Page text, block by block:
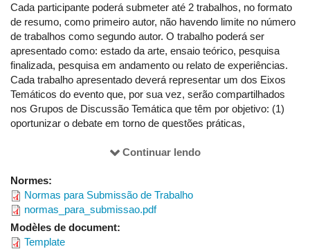
Dia: 12/06/2026
08 até 10h30 Mesa de Encerramento Mesa de Encerramento Diário de
10h30 até 11h15 Lançamento de livros
19h até 21h30 Grupos de Trabalho (apresentações
Cada participante poderá submeter até 2 trabalhos, no formato
de resumo, como primeiro autor, não havendo limite no número
de trabalhos como segundo autor. O trabalho poderá ser
apresentado como: estado da arte, ensaio teórico, pesquisa
finalizada, pesquisa em andamento ou relato de experiências.
Cada trabalho apresentado deverá representar um dos Eixos
Temáticos do evento que, por sua vez, serão compartilhados
nos Grupos de Discussão Temática que têm por objetivo: (1)
oportunizar o debate em torno de questões práticas,
dificuldades e desafios a serem enfrentados no contexto atual
campo da educação que sejam direcionados para a expressão
da criatividade nos processos de ensino e de aprendizagem.
As inscrições de trabalho deverão ser realizadas do dia 13 de
abril ao dia 18 de maio de 2026.
Continuar lendo
Normes:
Normas para Submissão de Trabalho
normas_para_submissao.pdf
Modèles de document:
Template